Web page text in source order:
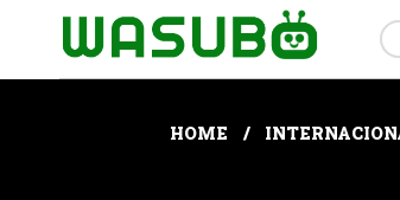
HOME